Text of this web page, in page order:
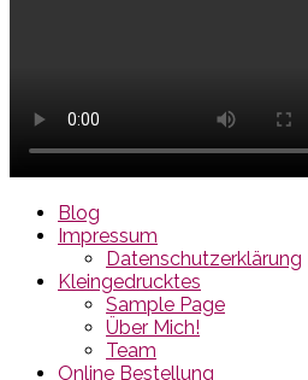
Blog
Impressum
Datenschutzerklärung
Kleingedrucktes
Sample Page
Über Mich!
Team
Online Bestellung